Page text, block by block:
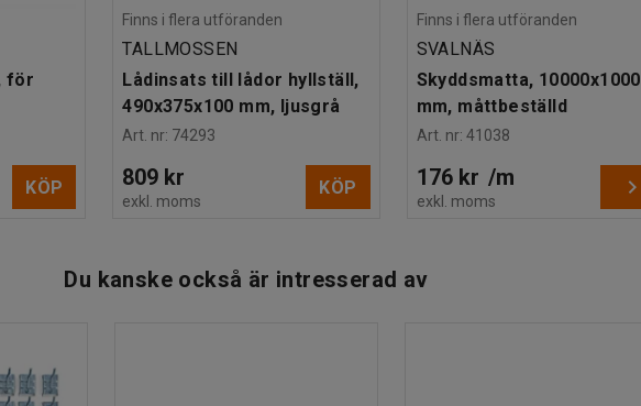
för
KÖP
Finns i flera utföranden
TALLMOSSEN
Lådinsats till lådor hyllställ,
490x375x100 mm, ljusgrå
Art. nr: 74293
809 kr
exkl. moms
KÖP
Finns i flera utföranden
SVALNÄS
Skyddsmatta, 10000x1000
mm, måttbeställd
Art. nr: 41038
176 kr /m
exkl. moms
Du kanske också är intresserad av